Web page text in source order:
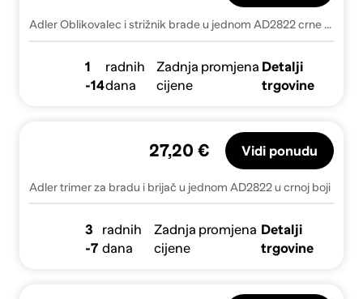
Adler Oblikovalec i strižnik brade u jednom AD2822 crne boje
1
-14
radnih
dana
Zadnja promjena
cijene
Detalji
trgovine
Adler trimer za bradu i brijač u jednom AD2822 u crnoj boji
27,20 € Vidi ponudu
3
-7
radnih
dana
Zadnja promjena
cijene
Detalji
trgovine